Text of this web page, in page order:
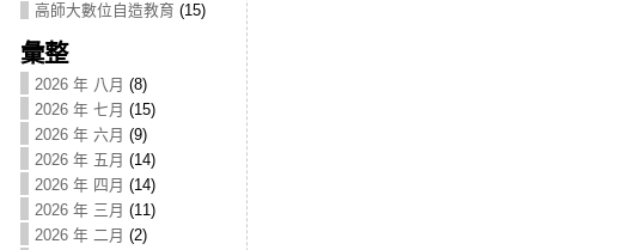
高師大數位自造教育 (15)
彙整
2026 年 八月 (8)
2026 年 七月 (15)
2026 年 六月 (9)
2026 年 五月 (14)
2026 年 四月 (14)
2026 年 三月 (11)
2026 年 二月 (2)